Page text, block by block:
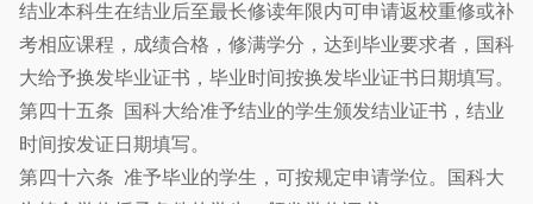
结业本科生在结业后至最长修读年限内可申请返校重修或补
考相应课程，成绩合格，修满学分，达到毕业要求者，国科
大给予换发毕业证书，毕业时间按换发毕业证书日期填写。
第四十五条 国科大给准予结业的学生颁发结业证书，结业
时间按发证日期填写。
第四十六条 准予毕业的学生，可按规定申请学位。国科大